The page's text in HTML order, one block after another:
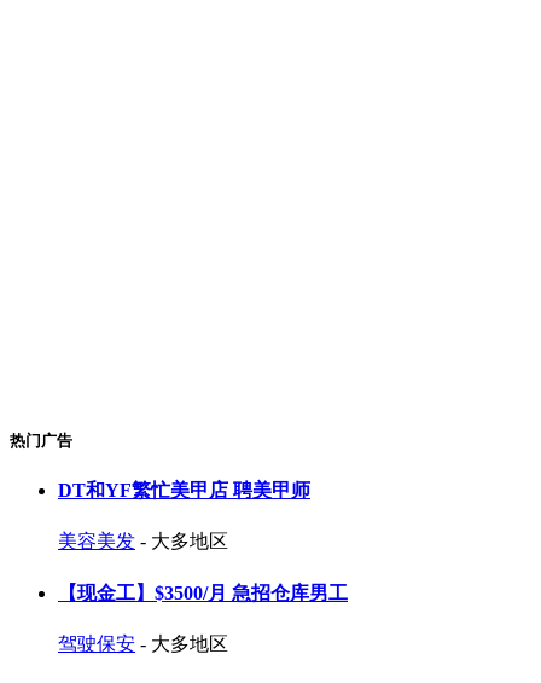
热门广告
DT和YF繁忙美甲店 聘美甲师
美容美发 - 大多地区
【现金工】$3500/月 急招仓库男工
驾驶保安 - 大多地区